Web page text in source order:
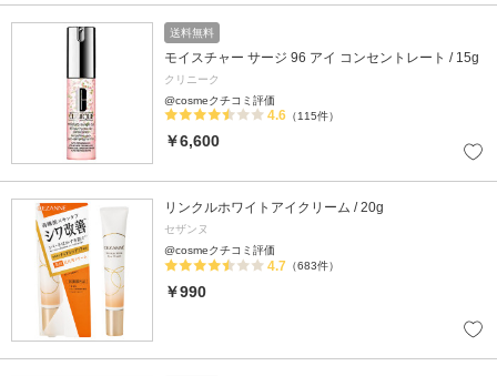
送料無料
モイスチャー サージ 96 アイ コンセントレート / 15g
クリニーク
@cosmeクチコミ評価
4.6 （115件）
￥6,600
リンクルホワイトアイクリーム / 20g
セザンヌ
@cosmeクチコミ評価
4.7 （683件）
￥990